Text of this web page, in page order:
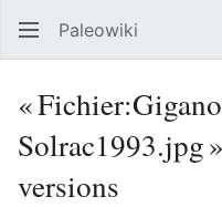
Paleowiki
«
Solrac1993.jpg
versions